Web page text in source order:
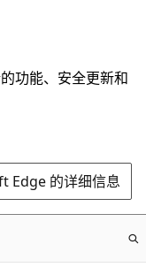
功能、安全更新和
Edge 的详细信息